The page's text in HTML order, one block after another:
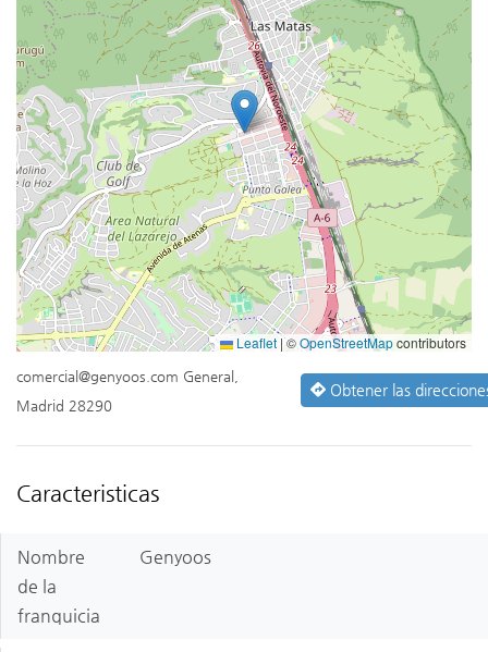
Leaflet |©OpenStreetMapcontributors
comercial@genyoos.com General,
Madrid 28290
Obtener las
Caracteristicas
Nombre
de la
franquicia
Genyoos